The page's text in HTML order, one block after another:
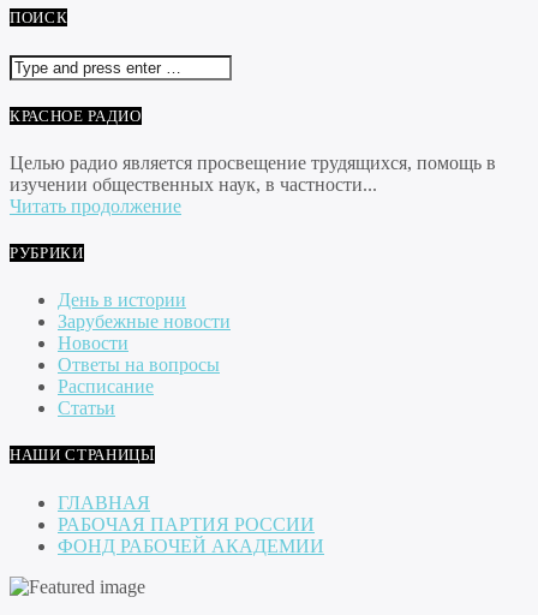
ПОИСК
КРАСНОЕ РАДИО
Целью радио является просвещение трудящихся, помощь в
изучении общественных наук, в частности...
Читать продолжение
РУБРИКИ
День в истории
Зарубежные новости
Новости
Ответы на вопросы
Расписание
Статьи
НАШИ СТРАНИЦЫ
ГЛАВНАЯ
РАБОЧАЯ ПАРТИЯ РОССИИ
ФОНД РАБОЧЕЙ АКАДЕМИИ